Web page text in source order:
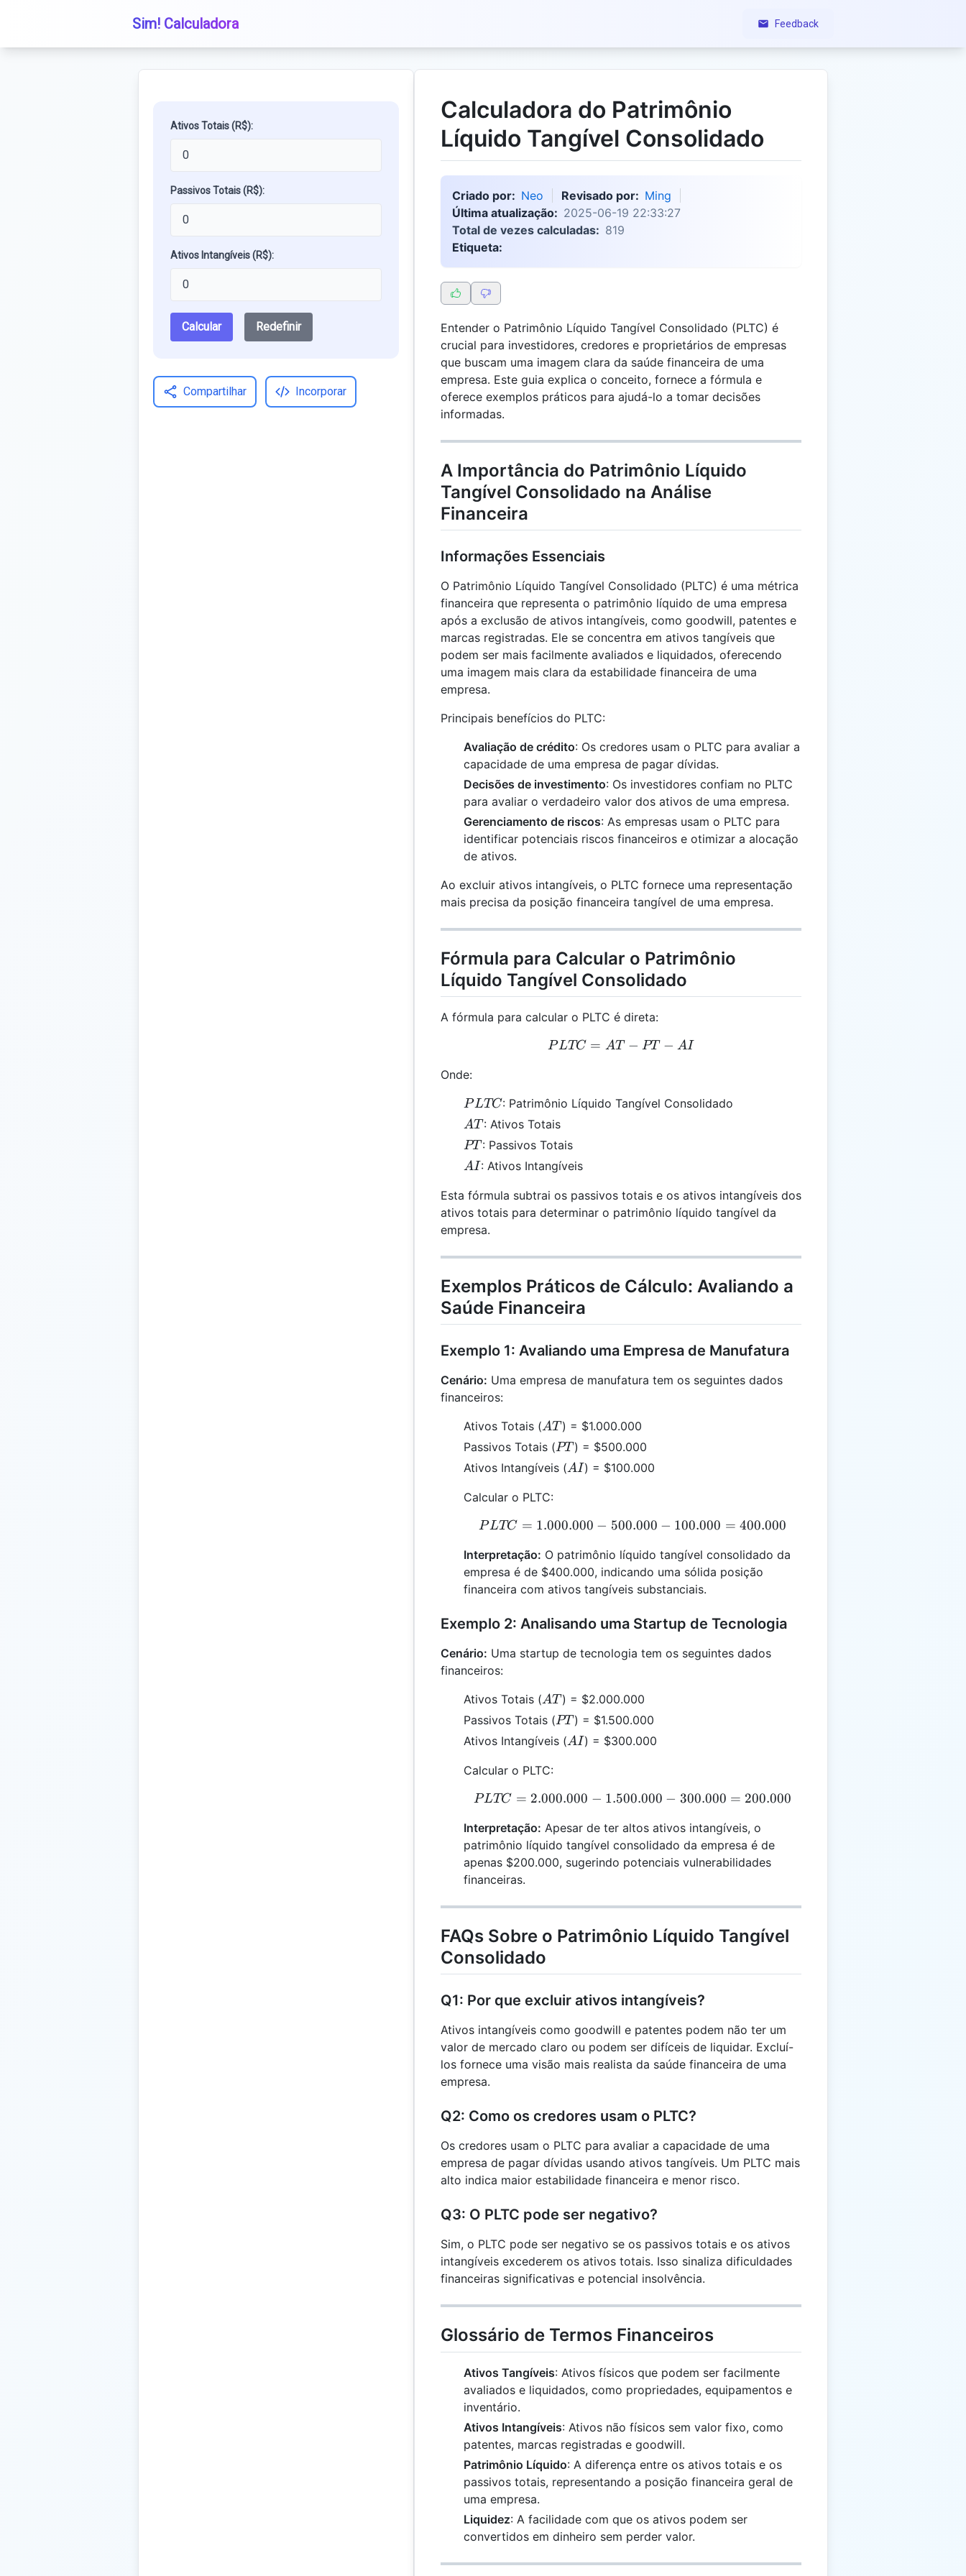
Sim! Calculadora Feedback
Ativos Totais (R$):
Passivos Totais (R$):
Ativos Intangíveis (R$):
Calcular Redefinir
Compartilhar Incorporar
Calculadora do Patrimônio
Líquido Tangível Consolidado
Criado por: Neo Revisado por: Ming
Última atualização: 2025-06-19 22:33:27
Total de vezes calculadas: 819
Etiqueta:
Entender o Patrimônio Líquido Tangível Consolidado (PLTC) é
crucial para investidores, credores e proprietários de empresas
que buscam uma imagem clara da saúde financeira de uma
empresa. Este guia explica o conceito, fornece a fórmula e
oferece exemplos práticos para ajudá-lo a tomar decisões
informadas.
A Importância do Patrimônio Líquido
Tangível Consolidado na Análise
Financeira
Informações Essenciais
O Patrimônio Líquido Tangível Consolidado (PLTC) é uma métrica
financeira que representa o patrimônio líquido de uma empresa
após a exclusão de ativos intangíveis, como goodwill, patentes e
marcas registradas. Ele se concentra em ativos tangíveis que
podem ser mais facilmente avaliados e liquidados, oferecendo
uma imagem mais clara da estabilidade financeira de uma
empresa.
Principais benefícios do PLTC:
Avaliação de crédito: Os credores usam o PLTC para avaliar a
capacidade de uma empresa de pagar dívidas.
Decisões de investimento: Os investidores confiam no PLTC
para avaliar o verdadeiro valor dos ativos de uma empresa.
Gerenciamento de riscos: As empresas usam o PLTC para
identificar potenciais riscos financeiros e otimizar a alocação
de ativos.
Ao excluir ativos intangíveis, o PLTC fornece uma representação
mais precisa da posição financeira tangível de uma empresa.
Fórmula para Calcular o Patrimônio
Líquido Tangível Consolidado
A fórmula para calcular o PLTC é direta:
PLTC = AT - PT - AI
PLTC = AT − PT − AI
Onde:
PLTC
PLTC: Patrimônio Líquido Tangível Consolidado
AT
AT : Ativos Totais
PT
PT : Passivos Totais
AI
AI: Ativos Intangíveis
Esta fórmula subtrai os passivos totais e os ativos intangíveis dos
ativos totais para determinar o patrimônio líquido tangível da
empresa.
Exemplos Práticos de Cálculo: Avaliando a
Saúde Financeira
Exemplo 1: Avaliando uma Empresa de Manufatura
Cenário: Uma empresa de manufatura tem os seguintes dados
financeiros:
Ativos Totais (AT
AT ) = $1.000.000
Passivos Totais (PT
PT ) = $500.000
Ativos Intangíveis (AI
AI) = $100.000
Calcular o PLTC:
PLTC = 1.000.000 - 500.000 - 100.000 = 400.000
PLTC = 1.000.000 − 500.000 − 100.000 = 400.000
Interpretação: O patrimônio líquido tangível consolidado da
empresa é de $400.000, indicando uma sólida posição
financeira com ativos tangíveis substanciais.
Exemplo 2: Analisando uma Startup de Tecnologia
Cenário: Uma startup de tecnologia tem os seguintes dados
financeiros:
Ativos Totais (AT
AT ) = $2.000.000
Passivos Totais (PT
PT ) = $1.500.000
Ativos Intangíveis (AI
AI) = $300.000
Calcular o PLTC:
PLTC = 2.000.000 - 1.500.000 - 300.000 = 200.000
PLTC = 2.000.000 − 1.500.000 − 300.000 = 200.000
Interpretação: Apesar de ter altos ativos intangíveis, o
patrimônio líquido tangível consolidado da empresa é de
apenas $200.000, sugerindo potenciais vulnerabilidades
financeiras.
FAQs Sobre o Patrimônio Líquido Tangível
Consolidado
Q1: Por que excluir ativos intangíveis?
Ativos intangíveis como goodwill e patentes podem não ter um
valor de mercado claro ou podem ser difíceis de liquidar. Excluí-
los fornece uma visão mais realista da saúde financeira de uma
empresa.
Q2: Como os credores usam o PLTC?
Os credores usam o PLTC para avaliar a capacidade de uma
empresa de pagar dívidas usando ativos tangíveis. Um PLTC mais
alto indica maior estabilidade financeira e menor risco.
Q3: O PLTC pode ser negativo?
Sim, o PLTC pode ser negativo se os passivos totais e os ativos
intangíveis excederem os ativos totais. Isso sinaliza dificuldades
financeiras significativas e potencial insolvência.
Glossário de Termos Financeiros
Ativos Tangíveis: Ativos físicos que podem ser facilmente
avaliados e liquidados, como propriedades, equipamentos e
inventário.
Ativos Intangíveis: Ativos não físicos sem valor fixo, como
patentes, marcas registradas e goodwill.
Patrimônio Líquido: A diferença entre os ativos totais e os
passivos totais, representando a posição financeira geral de
uma empresa.
Liquidez: A facilidade com que os ativos podem ser
convertidos em dinheiro sem perder valor.